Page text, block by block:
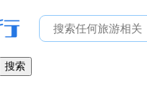
搜索